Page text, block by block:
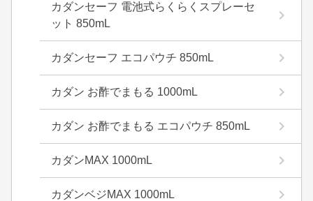
カダンセーフ 電池式らくらくスプレーセ
ット 850mL
カダンセーフ エコパウチ 850mL
カダン お酢でまもる 1000mL
カダン お酢でまもる エコパウチ 850mL
カダンMAX 1000mL
カダンベジMAX 1000mL